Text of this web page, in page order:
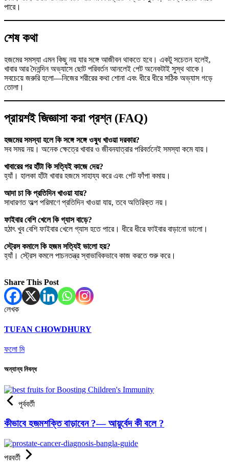
পারে।
শেষ কথা
হজমের সমস্যা এমন কিছু নয় যার সঙ্গে আজীবন থাকতে হবে। একটু সচেতন হলেই,
খাবার আর দৈনন্দিন অভ্যাসে ছোট পরিবর্তন আনলেই পেট অনেকটাই সুস্থ থাকে।
সবচেয়ে জরুরি হলো—নিজের শরীরের কথা শোনা এবং ধীরে ধীরে সঠিক অভ্যাস গড়ে
তোলা।
প্রায়শই জিজ্ঞাসা করা প্রশ্ন (FAQ)
হজমের সমস্যা হলে কি সঙ্গে সঙ্গে ওষুধ খাওয়া দরকার?
সব সময় নয়। অনেক ক্ষেত্রে খাবার ও জীবনযাত্রার পরিবর্তনেই সমস্যা কমে যায়।
খাবারের পর হাঁটা কি সত্যিই কাজে দেয়?
হ্যাঁ। হালকা হাঁটা খাবার হজমে সাহায্য করে এবং পেট ফাঁপা কমায়।
আদা চা কি প্রতিদিন খাওয়া যায়?
সাধারণত অল্প পরিমাণে প্রতিদিন খাওয়া যায়, তবে অতিরিক্ত নয়।
ফাইবার বেশি খেলে কি গ্যাস বাড়ে?
হঠাৎ খুব বেশি ফাইবার খেলে গ্যাস হতে পারে। ধীরে ধীরে ফাইবার বাড়ানো ভালো।
স্ট্রেস কমালে কি হজম সত্যিই ভালো হয়?
হ্যাঁ। স্ট্রেস কমলে পাচনতন্ত্র স্বাভাবিকভাবে কাজ করতে শুরু করে।
Share This Post
লেখক
TUFAN CHOWDHURY
ফলো মি
অন্যান্য নিবন্ধ
পূর্ববর্তী
কীভাবে হজমশক্তি বাড়াবেন ?— আয়ুর্বেদ কী বলে ?
পরবর্তী